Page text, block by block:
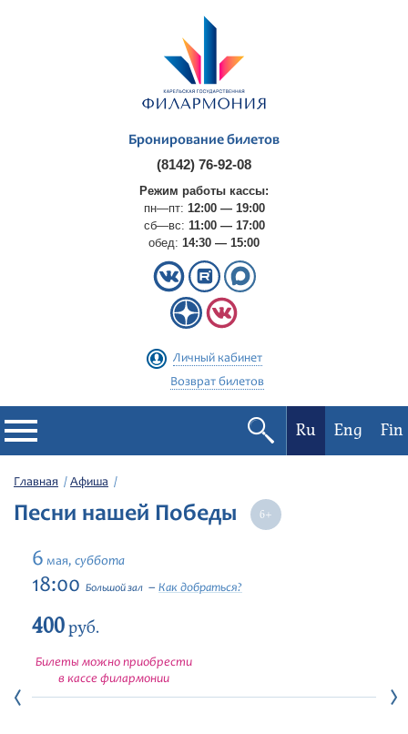
Бронирование билетов
(8142) 76-92-08
Режим работы кассы:
пн—пт: 12:00 — 19:00
сб—вс: 11:00 — 17:00
обед: 14:30 — 15:00
Личный кабинет
Возврат билетов
Филармония
Фестивали
Абонементы
Новости
Ru Eng Fin
Главная Афиша
Песни нашей Победы
6 мая, суббота
18:00 Большой зал Как добраться?
400руб.
Билеты можно приобрести
в кассе филармонии